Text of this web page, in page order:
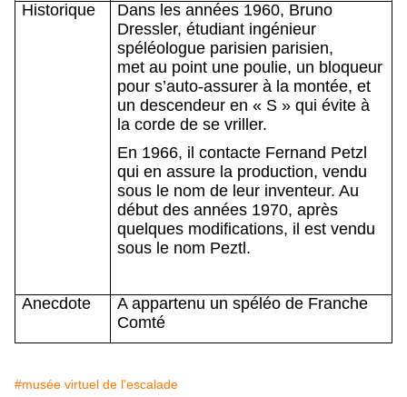
Historique
Dans les années 1960, Bruno
Dressler, étudiant ingénieur
spéléologue parisien parisien,
met au point une poulie, un bloqueur
pour s’auto-assurer à la montée, et
un descendeur en « S » qui évite à
la corde de se vriller.
En 1966, il contacte Fernand Petzl
qui en assure la production, vendu
sous le nom de leur inventeur. Au
début des années 1970, après
quelques modifications, il est vendu
sous le nom Peztl.
Anecdote
A appartenu un spéléo de Franche
Comté
#musée virtuel de l'escalade